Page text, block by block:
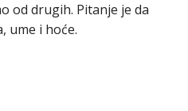
od drugih. Pitanje je da
ume i hoće.